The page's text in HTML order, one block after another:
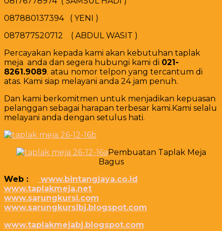
087880137394 ( YENI )
087877520712 ( ABDUL WASIT )
Percayakan kepada kami akan kebutuhan taplak
meja anda dan segera hubungi kami di 021-
8261.9089. atau nomor telpon yang tercantum di
atas. Kami siap melayani anda 24 jam penuh.
Dan kami berkomitmen untuk menjadikan kepuasan
pelanggan sebagai harapan terbesar kami.Kami selalu
melayani anda dengan setulus hati.
Pembuatan Taplak Meja
Bagus
Web :
www.bintangjaya.co.id
www.taplakmeja.net
www.sarungkursi.com
www.sarungkursibj.blogspot.com
www.taplakmejabj.blogspot.com